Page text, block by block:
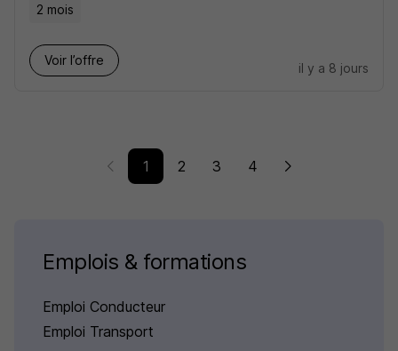
2 mois
Voir l’offre
il y a 8 jours
1 2 3 4
Emplois & formations
Emploi Conducteur
Emploi Transport